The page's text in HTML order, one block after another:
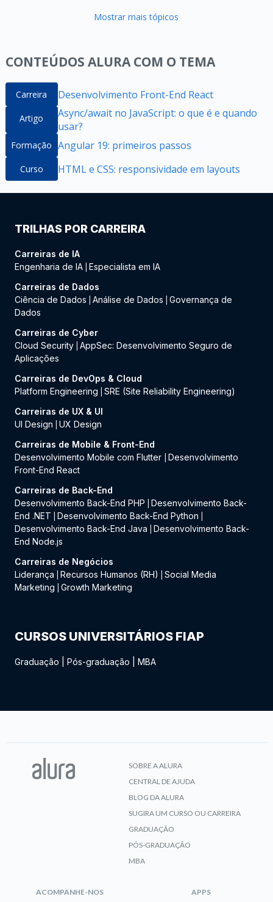
Mostrar mais tópicos
CONTEÚDOS ALURA COM O TEMA
Carreira Desenvolvimento Front-End React
Artigo
Async/await no JavaScript: o que é e quando
usar?
Formação Angular 19: primeiros passos
Curso HTML e CSS: responsividade em layouts
TRILHAS POR CARREIRA
Carreiras de IA
Engenharia de IA Especialista em IA
Carreiras de Dados
Ciência de Dados
Análise de Dados
Governança de
Dados
Carreiras de Cyber
Cloud Security AppSec: Desenvolvimento Seguro de
Aplicações
Carreiras de DevOps & Cloud
Platform Engineering
SRE (Site Reliability Engineering)
Carreiras de UX & UI
UI Design
UX Design
Carreiras de Mobile & Front-End
Desenvolvimento Mobile com Flutter
Desenvolvimento
Front-End React
Carreiras de Back-End
Desenvolvimento Back-End PHP
Desenvolvimento Back-
End .NET
Desenvolvimento Back-End Python
Desenvolvimento Back-End Java
Desenvolvimento Back-
End Node.js
Carreiras de Negócios
Liderança
Recursos Humanos (RH)
Social Media
Marketing
Growth Marketing
CURSOS UNIVERSITÁRIOS FIAP
Graduação Pós-graduação MBA
SOBRE A ALURA
CENTRAL DE AJUDA
BLOG DA ALURA
SUGIRA UM CURSO OU CARREIRA
GRADUAÇÃO
PÓS-GRADUAÇÃO
MBA
ACOMPANHE-NOS APPS